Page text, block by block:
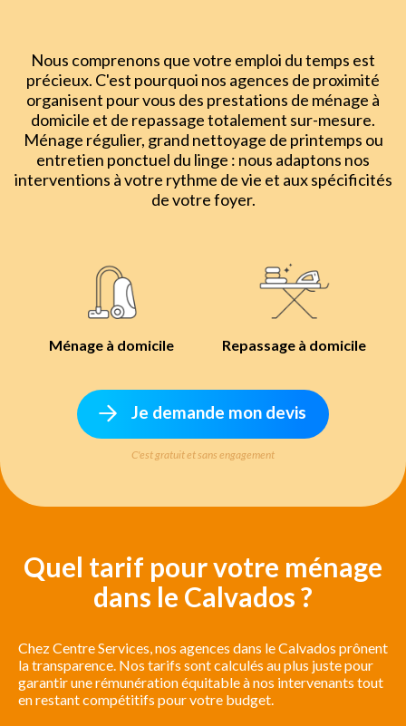
Nous comprenons que votre emploi du temps est
précieux. C'est pourquoi nos agences de proximité
organisent pour vous des prestations de ménage à
domicile et de repassage totalement sur-mesure.
Ménage régulier, grand nettoyage de printemps ou
entretien ponctuel du linge : nous adaptons nos
interventions à votre rythme de vie et aux spécificités
de votre foyer.
Ménage à domicile Repassage à domicile
Je demande mon devis
C'est gratuit et sans engagement
Quel tarif pour votre ménage
dans le Calvados ?
Chez Centre Services, nos agences dans le Calvados prônent
la transparence. Nos tarifs sont calculés au plus juste pour
garantir une rémunération équitable à nos intervenants tout
en restant compétitifs pour votre budget.